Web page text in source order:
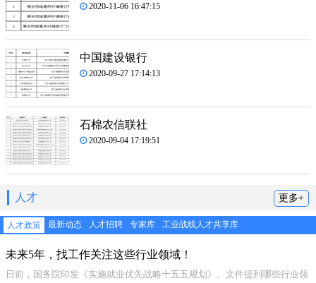
2020-11-06 16:47:15
中国建设银行
2020-09-27 17:14:13
石棉农信联社
2020-09-04 17:19:51
人才 更多+
人才政策 最新动态 人才招聘 专家库 工业战线人才共享库
未来5年，找工作关注这些行业领域！
日前，国务院印发《实施就业优先战略十五五规划》。文件提到哪些行业领